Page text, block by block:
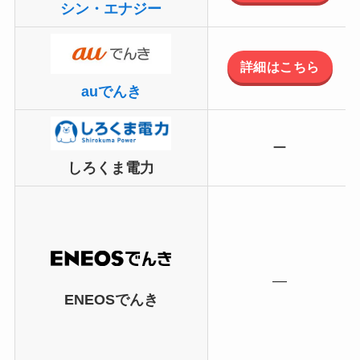
シン・エナジー
auでんき
詳細はこちら
しろくま電力
ー
ENEOSでんき
―